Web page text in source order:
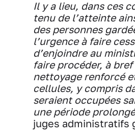
Il y a lieu, dans ces
tenu de l’atteinte
des personnes
l’urgence à faire
d’enjoindre au
faire procéder, à
nettoyage renforcé
cellules, y compris
seraient occupées
une période
juges administratifs